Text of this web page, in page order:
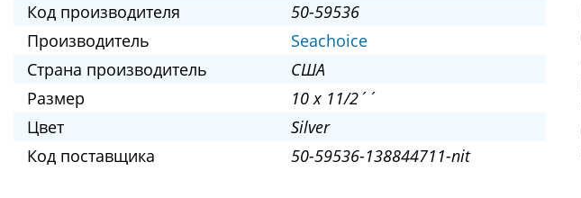
Код производителя
50-59536
Производитель
Seachoice
Страна производитель
США
Размер
10 x 11/2´´
Цвет
Silver
Код поставщика
50-59536-138844711-nit